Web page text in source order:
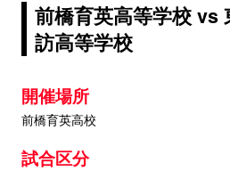
前橋育英高等学校 vs
訪高等学校
開催場所
前橋育英高校
試合区分